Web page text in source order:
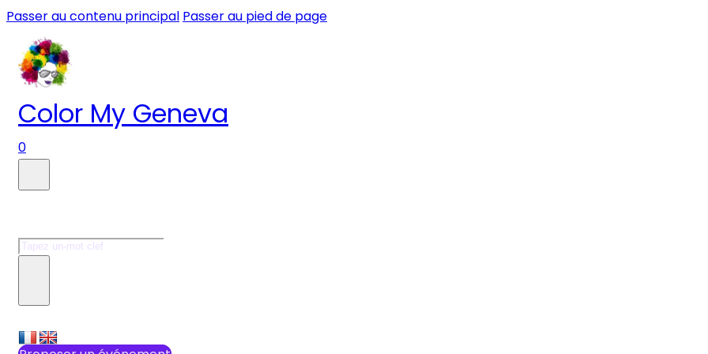
Passer au contenu principal Passer au pied de page
Color My Geneva
0
Rechercher
×